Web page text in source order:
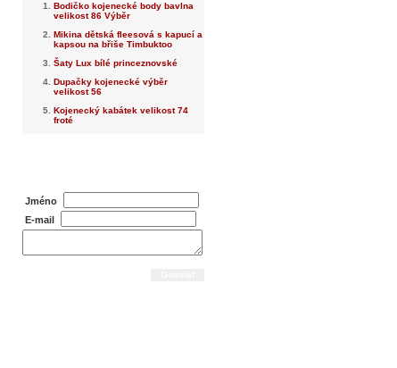
Bodičko kojenecké body bavlna
velikost 86 Výběr
Mikina dětská fleesová s kapucí a
kapsou na břiše Timbuktoo
Šaty Lux bílé princeznovské
Dupačky kojenecké výběr
velikost 56
Kojenecký kabátek velikost 74
froté
Jméno
E-mail